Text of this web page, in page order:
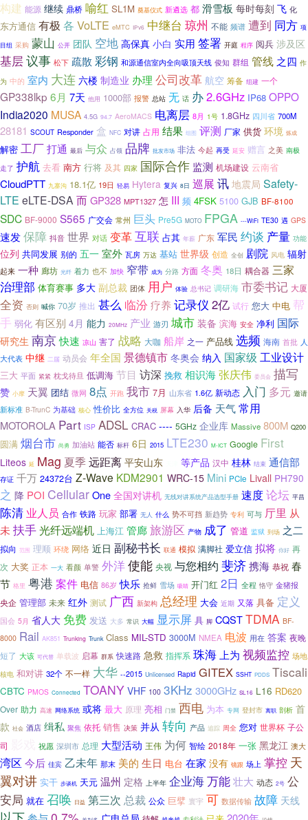
构建 能源 继续 鼎桥 喻红 SL1M 奠基仪式 新遴选 都 滑雪板 每时每刻 飞 化
东方通信 有极 各 VoLTE eMTC IPv6 中继台 琼州 不能 频谱 遭到 同方 项
目组 采购 蒙山 公开 团队 空地高保真 小白 实用 签署 开庭 程序 阅兵 涉及区
基层议事 松下 疏散彩钢 和源通信室内全向吸顶天线 俊知 群组 管线 之四 作
为 中的 室内 大连六楼 制造业 办理 公司改革 航空 筹备 组建 一个
GP338lkp 6月 7天 他用 1000部 报警 总站 无 话 办2.6GHz IP68 OPPO
India2020 MUSA 4.5G 94.7 AeroMACS 电离层 8月 1号 1.8GHz 四川省 700M
28181 SCOUT Responder 盒 NFC 对讲 占用 结果 组图 评测 厂家 供货 环境 炼成
解密 工厂打通 最后 与众 占领 品牌 批发市场 非法 今起 再受 延安 赠言 之美 南极
走了 护航 去看 南方 行将 及其 四家 国际合作 监测 机场建设 云南省
CloudPTT 九寨沟 18.1亿 19日 轻易 Hytera 复兴 8日 巡展 讯 地震局 Safety-
LTE eLTE-DSA 而GP328 MPT1327 怎 III 频 4FSK 5100 GJB BF-8100
SDC BF-9000 S565 广交会 常州 巨头 Pre5G MOTO FPGA ---WiFi TE30 遇 GPS
速发保障 抖音 世界 对话 变革互联 占其 年薪 广东 军民 约谈 产量 功能
位列 共同发展 别的 五一 室外 瓦房 万达 基站 世界级 创造 全创 剧院 风电 辐射
起来 一种 廊坊 光纤 着力 也不 加快 窄带 成为 分路 方面 冬奥 18日 耦合器 三家
治理部 体育赛事 多大 副总裁 团体 用户 体验 总书记 调研海 市委书记 大厦
全资 否则 喊你 70岁 推出 甚么 临汾疗养 记录仪 2亿 试行 您大 中电 帮
手 弱化 有区别 4月 能力 20MHz 产业 游刃 城市装备 滨海 安全 净利 国际
研究生 南京快速 凉山 害了 战略 大咖 船岸 之一 产品线 选频 海南 首批 人
大代表 中继 二届 动员会 年全国 景德镇市 冬奥会 纳入 国家级 工业设计
三大 平面 紧紧 枕戈待旦 低调海 节目 访深 挽救 相识海张庆伟 委员会 描写
赞 小摩 天翼 团结 微网 8点 开跑 我市 7月 山东省 1.6亿 新动态 入门 多元 邀请
新标准 B-TrunC 为基础 核心 性价比 全方位 关税 屏幕 入华 后备 天气常用
MOTOROLA Part ISP ADSL CRAC ---- 5GHz 企业库 Massive 800M Q200
圆满 烟台市 尚勇 加油站 能否 标杆 6日 2015 LTE230 M-ICT Google First
Liteos 延 Mag 夏季远距离平安山东 等产品 汉中 桂林 结束 通信部
存证 千万 24372台 Z-Wave KDM2901 WRC-15 Mini PCIe Livall PH790
之 降 POI CellularOne 全国对讲机 无线对讲系统产品选型手册 速度论坛 平昌
陈清 业人员 合作 铁路 玩家 部署 无人 什么 势不可挡 新趋势 专利 可与 厅里 从
未 扶手光纤远端机 上海江 管廊旅游区 产物 成了 管道 监狱 到场 之二
拟向 范围 理顺 环绕 网络 近日 副秘书长 联通 模拟 满脚社 爱立信 拟将 你好 再
次 大奖 正本 一大 看颜 单警 外洋使能 央视 与您相约 斐济携海 恭祝 春
节 格里 粤港 案件 电信 86岁 快乐 抢鲜 雪场 吸睛 开门红 2日 全程 恪守 金猪报
央企 管理部 未来 红外 测试 广西 新架构 总经理 大会 近期 又落 具备 定义
国会 5月 省人大免费 发送 大多 常识 大幅 显示屏 具 脚 CQSTTDMA BF-
8000 Rail AK851 Trunking Trunk Class MIL-STD 3000M NMEA 电波 用在 答案 夜晚
短了 大该 可代替 单载波 启幕 群系 快速路 急救 指挥系 珠海 上为 视频监控 场地
核电 和对讲 32个 不一样 大华 --2015 Unlicensed Rapid GITEX SSHT PDDS Tiscali
CBTC PMOS Connected TOANY VHF 100 3KHz 3000GHz SL16 L16 RD620
Over 助力 高速 网络系统 或将 最大 原理 亮相 门禁 西电 为本 专网 登封市 离职 剖析 首
款 社会 酒店 缉私 聚焦 依托 销售 决策 并从 转向 产品 追踪 周全 您对 世界杯 子公
司
祝愿 深圳市 总理 大型活动 王伟 为何 智绘 2018年 一张 黑龙江 澳大
湾区 今后 佳宾 乙未年 那末 美的 生日 电台 在家 没有 镜跟 场上 掌控 天
翼对讲 实干 步谈机 天元 温州 定格 上半年 企业海万能壮大 动态 2号 公
安局 就在 召唤 日益 第三次 总裁 公众 巨擘 寰宇 可 数据传输 故障 天线